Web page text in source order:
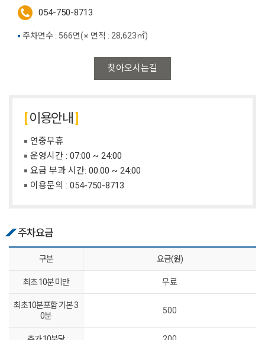
054-750-8713
찾아오시는길
주차면수 : 566면(※ 면적 : 28,623㎡)
이용안내
연중무휴
운영시간 : 07:00 ~ 24:00
요금 부과 시간: 00:00 ~ 24:00
이용문의 : 054-750-8713
주차요금
구분 요금(원)
최초 10분 미만 무료
최초10분포함 기본 3
0분
500